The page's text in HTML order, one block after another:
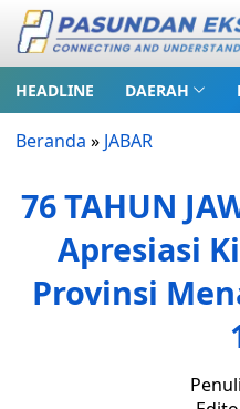
HEADLINE DAERAH
Beranda » JABAR
76 TAHUN
Apresiasi
Provinsi